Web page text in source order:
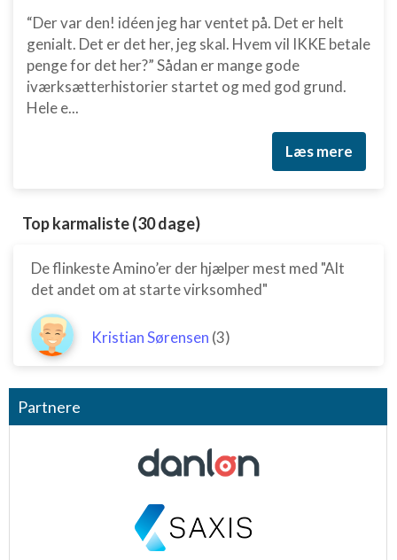
“Der var den! idéen jeg har ventet på. Det er helt
genialt. Det er det her, jeg skal. Hvem vil IKKE betale
penge for det her?” Sådan er mange gode
iværksætterhistorier startet og med god grund.
Hele e...
Læs mere
Top karmaliste (30 dage)
De flinkeste Amino’er der hjælper mest med "Alt
det andet om at starte virksomhed"
Kristian Sørensen (3)
Partnere